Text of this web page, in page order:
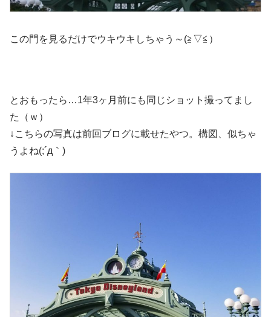
この門を見るだけでウキウキしちゃう～(≧▽≦）
とおもったら…1年3ヶ月前にも同じショット撮ってまし
た（ｗ）
↓こちらの写真は前回ブログに載せたやつ。構図、似ちゃ
うよね(;´д｀)